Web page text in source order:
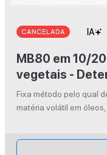
CANCELADA
MB80 em 10/2009 - óleos e gorduras
vegetais -
Fixa método pelo qual
matéria volátil em